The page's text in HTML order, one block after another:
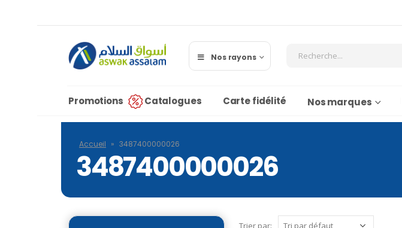
Nos rayons
Promotions Catalogues Carte fidélité Nos marques
Accueil » 3487400000026
3487400000026